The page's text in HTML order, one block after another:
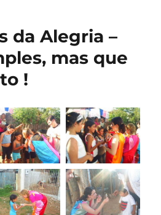
da Alegria –
mas que
!